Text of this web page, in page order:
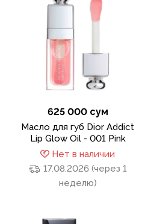
625 000 сум
Масло для губ Dior Addict
Lip Glow Oil - 001 Pink
Нет в наличии
17.08.2026 (через 1
неделю)